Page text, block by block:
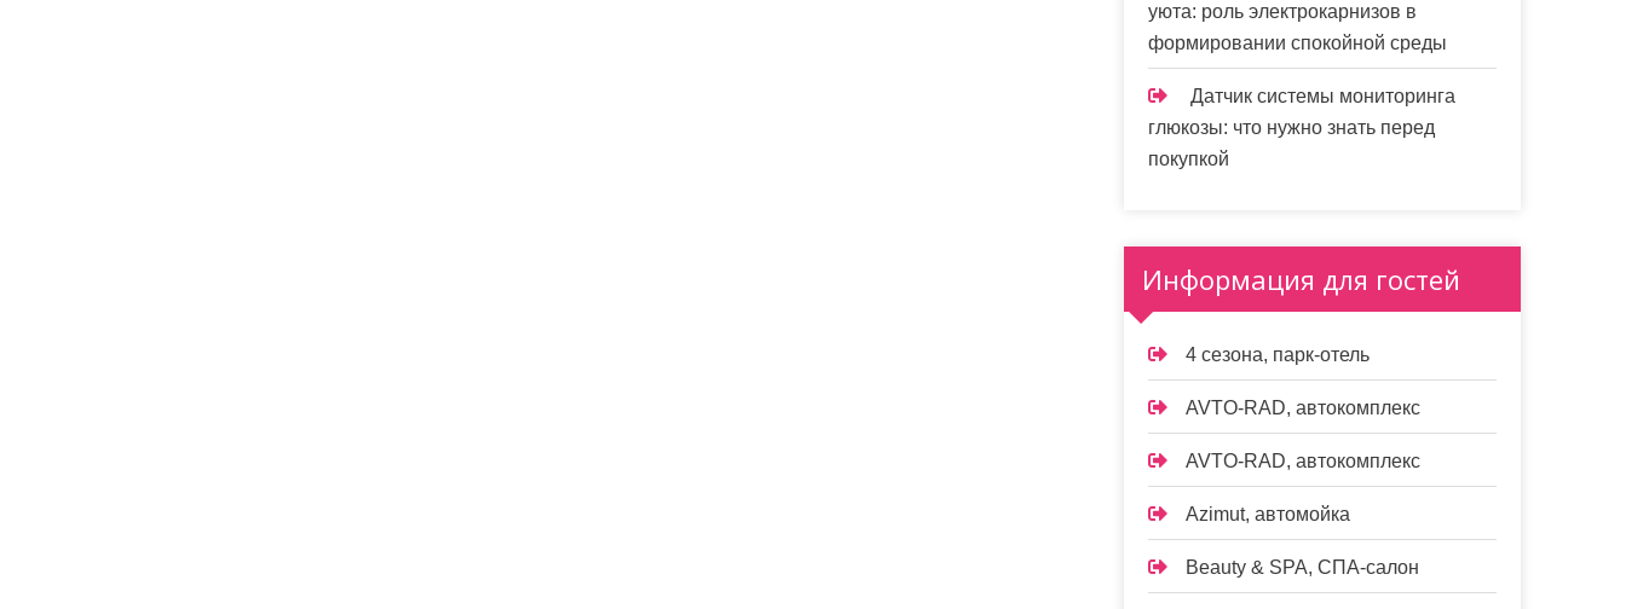
уюта: роль электрокарнизов в
формировании спокойной среды
Датчик системы мониторинга
глюкозы: что нужно знать перед
покупкой
Информация для гостей
4 сезона, парк-отель
AVTO-RAD, автокомплекс
AVTO-RAD, автокомплекс
Azimut, автомойка
Beauty & SPA, СПА-салон